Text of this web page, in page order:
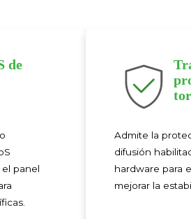
de
panel
Admite la
difusión
hardware para
mejorar la